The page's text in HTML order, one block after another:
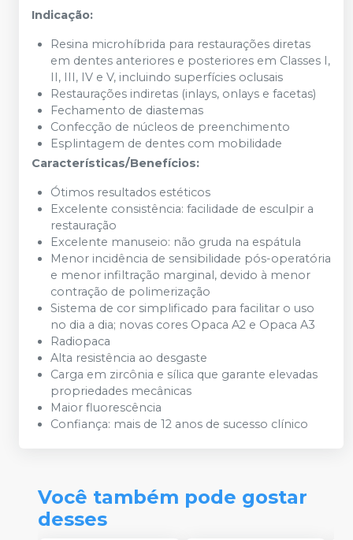
Indicação:
Resina microhíbrida para restaurações diretas
em dentes anteriores e posteriores em Classes I,
II, III, IV e V, incluindo superfícies oclusais
Restaurações indiretas (inlays, onlays e facetas)
Fechamento de diastemas
Confecção de núcleos de preenchimento
Esplintagem de dentes com mobilidade
Características/Benefícios:
Ótimos resultados estéticos
Excelente consistência: facilidade de esculpir a
restauração
Excelente manuseio: não gruda na espátula
Menor incidência de sensibilidade pós-operatória
e menor infiltração marginal, devido à menor
contração de polimerização
Sistema de cor simplificado para facilitar o uso
no dia a dia; novas cores Opaca A2 e Opaca A3
Radiopaca
Alta resistência ao desgaste
Carga em zircônia e sílica que garante elevadas
propriedades mecânicas
Maior fluorescência
Confiança: mais de 12 anos de sucesso clínico
Você também pode gostar
desses